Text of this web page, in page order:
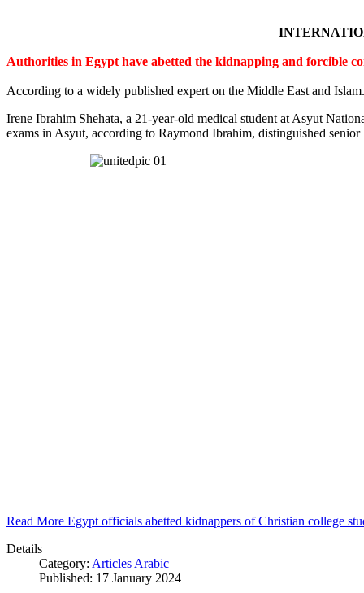
Authorities in Egypt have abetted the kidnapping and forcible
According to a widely published expert on the Middle East and Islam.
Irene Ibrahim Shehata, a 21-year-old medical student at Asyut
exams in Asyut, according to Raymond Ibrahim, distinguished
Read More Egypt officials abetted kidnappers of Christian college
Details
Category: Articles Arabic
Published: 17 January 2024